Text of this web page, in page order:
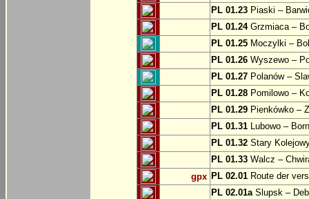
PL 01.23 Piaski –
PL 01.24Grzmiaca –
PL 01.25 Moczylki –
PL 01.26 Wyszewo –
PL 01.27 Polanów –
PL 01.28 Pomilowo –
PL 01.29 Pienkówko –
PL 01.31 Lubowo –
PL 01.32 Stary
PL 01.33 Walcz –
gpx PL 02.01 Route der
PL 02.01aSlupsk –